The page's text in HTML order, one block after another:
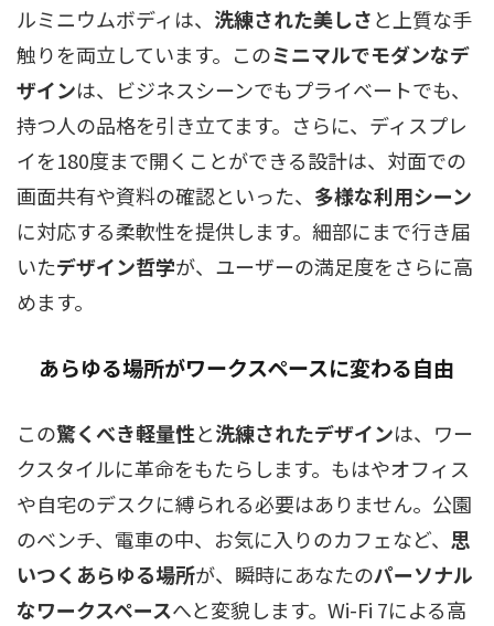
ルミニウムボディは、 洗練された美しさと上質な手
触りを両立しています。このミニマルでモダンなデ
ザインは、ビジネスシーンでもプライベートでも、
持つ人の品格を引き立てます。さらに、ディスプレ
イを180度まで開くことができる設計は、対面での
画面共有や資料の確認といった、 多様な利用シーン
に対応する柔軟性を提供します。細部にまで行き届
いたデザイン哲学が、ユーザーの満足度をさらに高
めます。
あらゆる場所がワークスペースに変わる自由
この驚くべき軽量性と洗練されたデザインは、ワー
クスタイルに革命をもたらします。もはやオフィス
や自宅のデスクに縛られる必要はありません。公園
のベンチ、電車の中、お気に入りのカフェなど、 思
いつくあらゆる場所が、瞬時にあなたのパーソナル
なワークスペースへと変貌します。Wi-Fi 7による高